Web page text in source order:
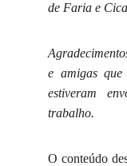
de Faria e
e amigas
estiveram
trabalho.
O conteúdo